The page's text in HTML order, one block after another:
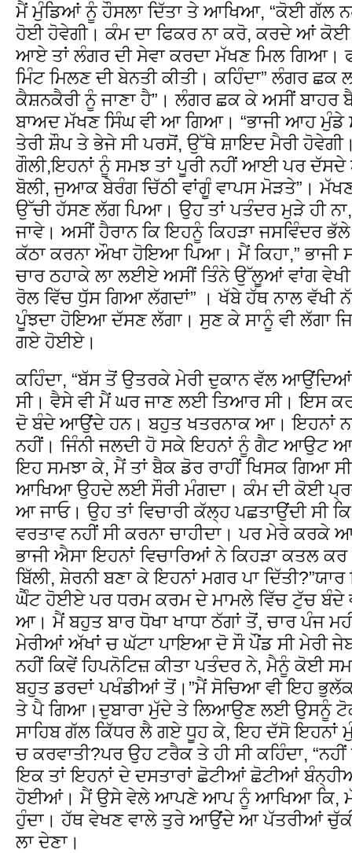
ਮੈਂ ਮੁੰਡਿਆਂ ਨੂੰ ਹੌਸਲਾ ਦਿੱਤਾ ਤੇ ਆਖਿਆ, “ਕੋਈ ਗੱਲ
ਹੋਈ ਹੋਵੇਗੀ। ਕੰਮ ਦਾ ਫਿਕਰ ਨਾ ਕਰੋ, ਕਰਦੇ ਆਂ
ਆਏ ਤਾਂ ਲੰਗਰ ਦੀ ਸੇਵਾ ਕਰਦਾ ਮੱਖਣ ਮਿਲ ਗਿਆ।
ਮਿੰਟ ਮਿਲਣ ਦੀ ਬੇਨਤੀ ਕੀਤੀ। ਕਹਿੰਦਾ” ਲੰਗਰ ਛਕ
ਕੈਸ਼ਨਕੈਰੀ ਨੂੰ ਜਾਣਾ ਹੈ”। ਲੰਗਰ ਛਕ ਕੇ ਅਸੀਂ ਬਾਹਰ
ਬਾਅਦ ਮੱਖਣ ਸਿੰਘ ਵੀ ਆ ਗਿਆ। “ਭਾਜੀ ਆਹ
ਤੇਰੀ ਸ਼ੌਪ ਤੇ ਭੇਜੇ ਸੀ ਪਰਸੋਂ, ਉੱਥੇ ਸ਼ਾਇਦ ਮੈਰੀ
ਗੌਲੀ,ਇਹਨਾਂ ਨੂੰ ਸਮਝ ਤਾਂ ਪੂਰੀ ਨਹੀਂ ਆਈ ਪਰ ਦੱਸਦੇ
ਬੋਲੀ, ਜੁਆਕ ਬੇਰੰਗ ਚਿੱਠੀ ਵਾਂਗੂੰ ਵਾਪਸ ਮੋੜਤੇ”।
ਉੱਚੀ ਹੱਸਣ ਲੱਗ ਪਿਆ। ਉਹ ਤਾਂ ਪਤੰਦਰ ਮੁੜੇ ਹੀ ਨਾ,
ਜਾਵੇ। ਅਸੀਂ ਹੈਰਾਨ ਕਿ ਇਹਨੂੰ ਕਿਹੜਾ ਜਸਵਿੰਦਰ ਭੱਲੇ
ਕੱਠਾ ਕਰਨਾ ਔਖਾ ਹੋਇਆ ਪਿਆ। ਮੈਂ ਕਿਹਾ,” ਭਾਜੀ
ਚਾਰ ਠਹਾਕੇ ਲਾ ਲਈਏ ਅਸੀਂ ਤਿੰਨੇ ਉੱਲੂਆਂ ਵਾਂਗ
ਰੋਲ ਵਿੱਚ ਧੁੱਸ ਗਿਆ ਲੱਗਦਾਂ” । ਖੱਬੇ ਹੱਥ ਨਾਲ ਵੱਖੀ
ਪੂੰਝਦਾ ਹੋਇਆ ਦੱਸਣ ਲੱਗਾ। ਸੁਣ ਕੇ ਸਾਨੂੰ ਵੀ ਲੱਗਾ
ਗਏ ਹੋਈਏ।
ਕਹਿੰਦਾ, “ਬੱਸ ਤੋਂ ਉਤਰਕੇ ਮੇਰੀ ਦੁਕਾਨ ਵੱਲ
ਸੀ। ਵੈਸੇ ਵੀ ਮੈਂ ਘਰ ਜਾਣ ਲਈ ਤਿਆਰ ਸੀ। ਇਸ
ਦੋ ਬੰਦੇ ਆਉਂਦੇ ਹਨ। ਬਹੁਤ ਖਤਰਨਾਕ ਆ। ਇਹਨਾਂ
ਨਹੀਂ। ਜਿੰਨੀ ਜਲਦੀ ਹੋ ਸਕੇ ਇਹਨਾਂ ਨੂੰ ਗੈਟ ਆਉਟ
ਇਹ ਸਮਝਾ ਕੇ, ਮੈਂ ਤਾਂ ਬੈਕ ਡੋਰ ਰਾਹੀਂ ਖਿਸਕ ਗਿਆ
ਆਖਿਆ ਉਹਦੇ ਲਈ ਸੌਰੀ ਮੰਗਦਾ। ਕੰਮ ਦੀ ਕੋਈ
ਆ ਜਾਓ। ਉਹ ਤਾਂ ਵਿਚਾਰੀ ਕੱਲ੍ਹ ਪਛਤਾਉਂਦੀ ਸੀ
ਵਰਤਾਵ ਨਹੀਂ ਸੀ ਕਰਨਾ ਚਾਹੀਦਾ। ਪਰ ਮੇਰੇ
ਭਾਜੀ ਐਸਾ ਇਹਨਾਂ ਵਿਚਾਰਿਆਂ ਨੇ ਕਿਹੜਾ ਕਤਲ ਕਰ
ਬਿੱਲੀ, ਸ਼ੇਰਨੀ ਬਣਾ ਕੇ ਇਹਨਾਂ ਮਗਰ ਪਾ
ਘੈੰਟ ਹੋਈਏ ਪਰ ਧਰਮ ਕਰਮ ਦੇ ਮਾਮਲੇ ਵਿੱਚ ਟੁੱਚ ਬੰਦੇ
ਆ। ਮੈਂ ਬਹੁਤ ਬਾਰ ਧੋਖਾ ਖਾਧਾ ਠੱਗਾਂ ਤੋਂ, ਚਾਰ ਪੰਜ
ਮੇਰੀਆਂ ਅੱਖਾਂ ਚ ਘੱਟਾ ਪਾਇਆ ਦੋ ਸੌ ਪੌਂਡ ਸੀ ਮੇਰੀ
ਨਹੀਂ ਕਿਵੇਂ ਹਿਪਨੋਟਿਜ਼ ਕੀਤਾ ਪਤੰਦਰ ਨੇ, ਮੈਨੂੰ ਕੋਈ
ਬਹੁਤ ਡਰਦਾਂ ਪਖੰਡੀਆਂ ਤੋਂ।”ਮੈਂ ਸੋਚਿਆ ਵੀ ਇਹ
ਤੇ ਪੈ ਗਿਆ।ਦੁਬਾਰਾ ਮੁੱਦੇ ਤੇ ਲਿਆਉਣ ਲਈ ਉਸਨੂੰ
ਸਾਹਿਬ ਗੱਲ ਕਿੱਧਰ ਲੈ ਗਏ ਧੂਹ ਕੇ, ਇਹ ਦੱਸੋ ਇਹਨਾਂ
ਚ ਕਰਵਾਤੀ?ਪਰ ਉਹ ਟਰੈਕ ਤੇ ਹੀ ਸੀ ਕਹਿੰਦਾ,
ਇਕ ਤਾਂ ਇਹਨਾਂ ਦੇ ਦਸਤਾਰਾਂ ਛੋਟੀਆਂ ਛੋਟੀਆਂ
ਹੋਈਆਂ। ਮੈਂ ਉਸੇ ਵੇਲੇ ਆਪਣੇ ਆਪ ਨੂੰ ਆਖਿਆ ਕਿ,
ਹੁੰਦਾ। ਹੱਥ ਵੇਖਣ ਵਾਲੇ ਤੁਰੇ ਆਉਂਦੇ ਆ ਪੱਤਰੀਆਂ
ਲਾ ਦੇਣਾ।